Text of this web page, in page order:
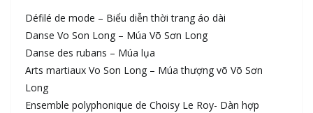
Défilé de mode – Biểu diễn thời trang áo dài
Danse Vo Son Long – Múa Võ Sơn Long
Danse des rubans – Múa lụa
Arts martiaux Vo Son Long – Múa thượng võ Võ Sơn
Long
Ensemble polyphonique de Choisy Le Roy- Dàn hợp